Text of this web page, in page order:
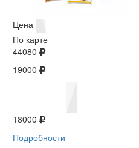
Цена
По карте
44080
19000
18000
Подробности